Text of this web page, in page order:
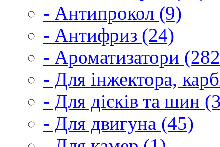
- Антипрокол (9)
- Антифриз (24)
- Ароматизатори
- Для інжектора,
- Для дісків та шин
- Для двигуна (45)